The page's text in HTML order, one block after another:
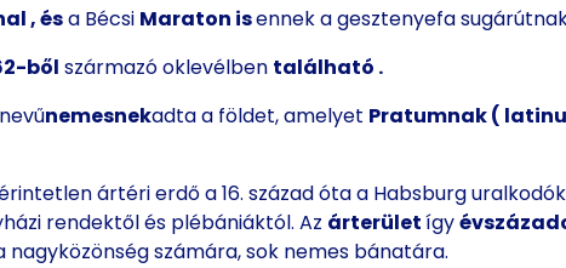
, ésa Bécsi Maraton isennek a gesztenyefa
ből származó oklevélben található .
nemesnekadta a földet, amelyet Pratumnak (
ártéri erdő a 16. század óta a Habsburg
rendektől és plébániáktól. Az árterületígy
számára, sok nemes bánatára.